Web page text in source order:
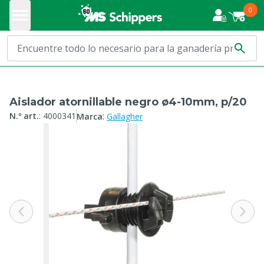
0
Aislador atornillable negro ø4-10mm, p/20
N.º art.: 4000341 Marca: Gallagher